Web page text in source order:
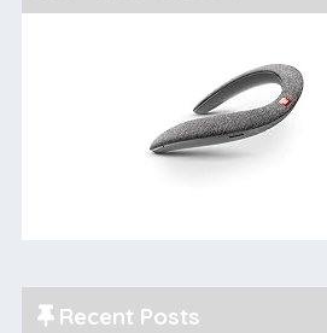
Recent Posts